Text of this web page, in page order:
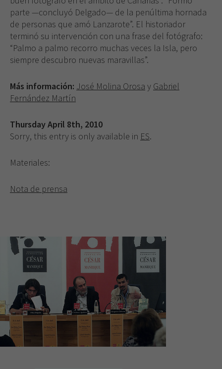
parte —concluyó Delgado— de la penúltima hornada
de personas que amó Lanzarote”. El historiador
terminó su intervención con una frase del fotógrafo:
“Palmo a palmo recorro muchas veces la Isla, pero
siempre descubro nuevas maravillas”.
Más información: José Molina Orosa y Gabriel
Fernández Martín
Thursday April 8th, 2010
Sorry, this entry is only available in ES.
Materiales:
Nota de prensa
opcionales.
Son
necesarias
para que
funcione la
web.
Experiencia
durante tu